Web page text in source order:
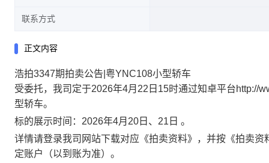
联系方式
正文内容
浩拍3347期拍卖公告|粤YNC108小型轿车
受委托，我司定于2026年4月22日15时通过知卓平台http://
型轿车。
标的展示时间： 2026年4月20日、21日 。
详情请登录我司网站下载对应《拍卖资料》，并按《拍卖
定账户（以到账为准）。